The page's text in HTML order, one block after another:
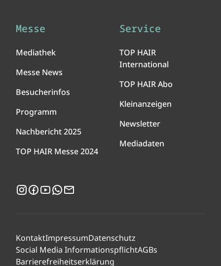
Messe
Mediathek
Messe News
Besucherinfos
Programm
Nachbericht 2025
TOP HAIR Messe 2024
Service
TOP HAIR
International
TOP HAIR Abo
Kleinanzeigen
Newsletter
Mediadaten
Instagram
Facebook
YouTubeWhatsApp
KontaktImpressumDatenschutz
Social Media InformationspflichtAGBs
Barrierefreiheitserklärung